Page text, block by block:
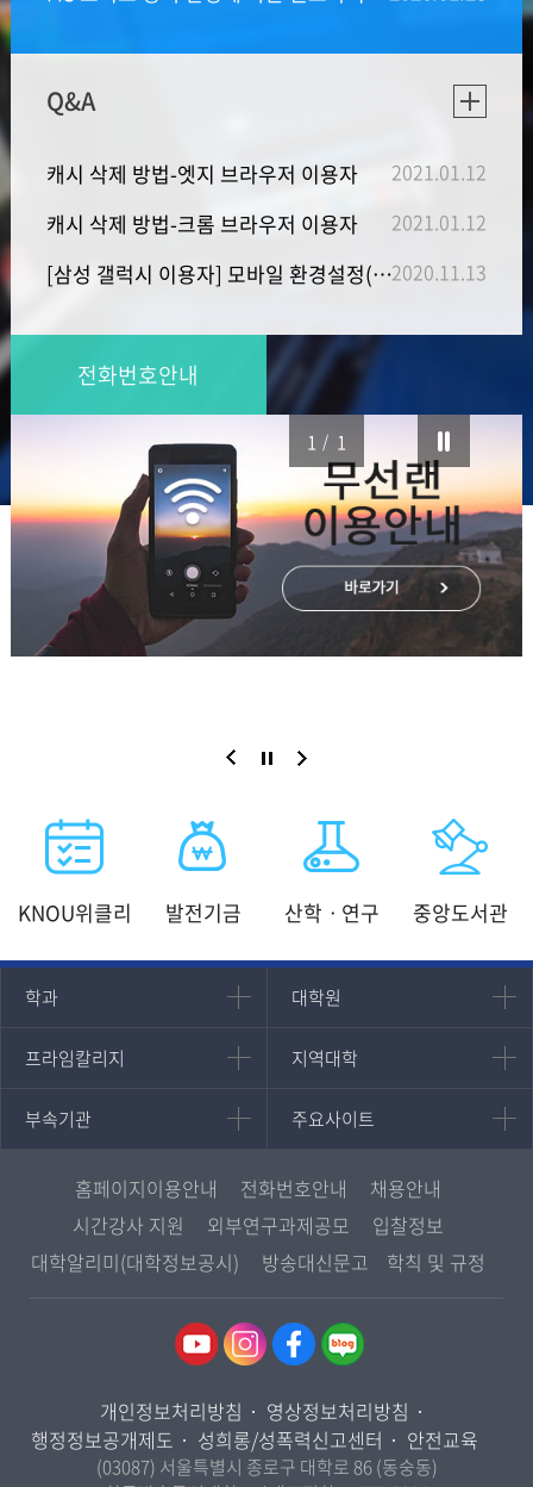
Q&A
캐시 삭제 방법-엣지 브라우저 이용자 2021.01.12
캐시 삭제 방법-크롬 브라우저 이용자 2021.01.12
[삼성 갤럭시 이용자] 모바일 환경설정(캐시, 팝업)2020.11.13
전화번호안내
1 1
KNOU위클리 발전기금 산학ㆍ연구 중앙도서관
학과
인문과학대학
국어국문학과
영어영문학과
일본학과
사회과학대학
무역학과
미디어영상학과
대학원
대학원
대학원
경영대학원
프라임칼리지
프라임칼리지
학사학위과정
평생교육과정
지역대학
지역대학
지역대학 포털
서울지역대학
대구경북지역대학
인천지역대학
광주전남지역대학
울산지역대학
경기지역대학
강원지역대학
충북지역대학
전북지역대학
부속기관
부속기관
중앙도서관
원격교육혁신연구원
통합인문학연구소
디지털미디어센터
국제협력단
산학협력단
주요사이트
주요사이트
멘토링
진로심리상담
교육정보화본부
국립대학육성사업
홈페이지이용안내 전화번호안내
채용안내
시간강사 지원
외부연구과제공모
입찰정보
대학알리미(대학정보공시)
방송대신문고 학칙 및 규정
개인정보처리방침
영상정보처리방침
행정정보공개제도
성희롱/성폭력신고센터 안전교육
(03087) 서울특별시 종로구 대학로 86 (동숭동)